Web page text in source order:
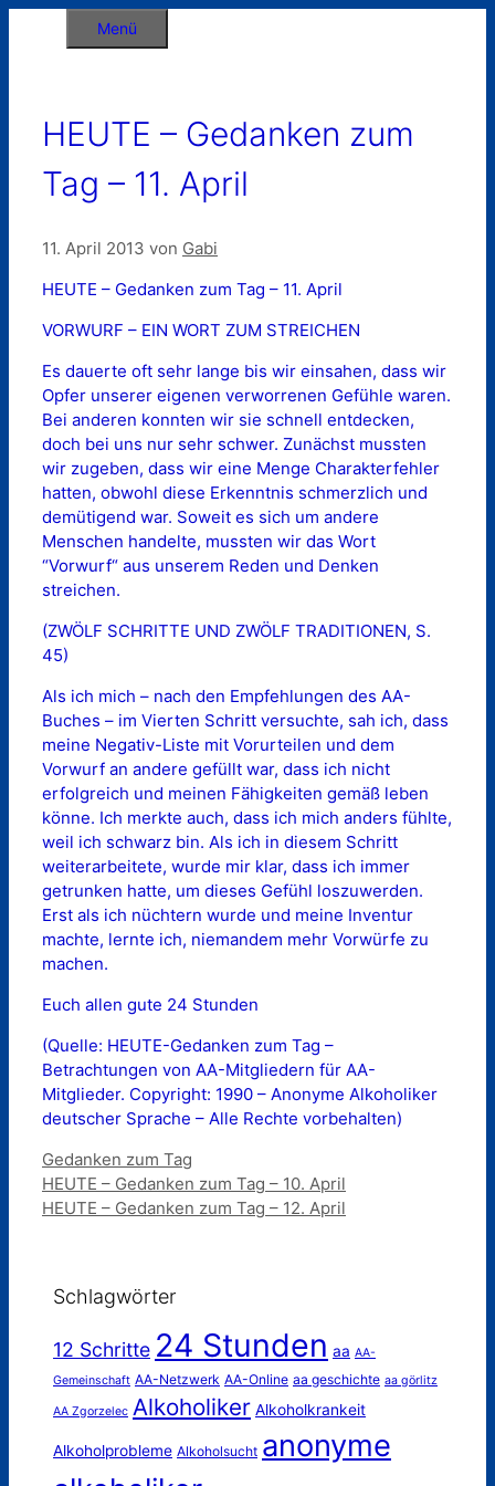
Menü
HEUTE – Gedanken zum
Tag – 11. April
11. April 2013 von Gabi
HEUTE – Gedanken zum Tag – 11. April
VORWURF – EIN WORT ZUM STREICHEN
Es dauerte oft sehr lange bis wir einsahen, dass wir
Opfer unserer eigenen verworrenen Gefühle waren.
Bei anderen konnten wir sie schnell entdecken,
doch bei uns nur sehr schwer. Zunächst mussten
wir zugeben, dass wir eine Menge Charakterfehler
hatten, obwohl diese Erkenntnis schmerzlich und
demütigend war. Soweit es sich um andere
Menschen handelte, mussten wir das Wort
“Vorwurf“ aus unserem Reden und Denken
streichen.
(ZWÖLF SCHRITTE UND ZWÖLF TRADITIONEN, S.
45)
Als ich mich – nach den Empfehlungen des AA-
Buches – im Vierten Schritt versuchte, sah ich, dass
meine Negativ-Liste mit Vorurteilen und dem
Vorwurf an andere gefüllt war, dass ich nicht
erfolgreich und meinen Fähigkeiten gemäß leben
könne. Ich merkte auch, dass ich mich anders fühlte,
weil ich schwarz bin. Als ich in diesem Schritt
weiterarbeitete, wurde mir klar, dass ich immer
getrunken hatte, um dieses Gefühl loszuwerden.
Erst als ich nüchtern wurde und meine Inventur
machte, lernte ich, niemandem mehr Vorwürfe zu
machen.
Euch allen gute 24 Stunden
(Quelle: HEUTE-Gedanken zum Tag –
Betrachtungen von AA-Mitgliedern für AA-
Mitglieder. Copyright: 1990 – Anonyme Alkoholiker
deutscher Sprache – Alle Rechte vorbehalten)
Kategorien
Gedanken zum Tag
HEUTE – Gedanken zum Tag – 10. April
HEUTE – Gedanken zum Tag – 12. April
Schlagwörter
12 Schritte 24 Stunden aa AA-
Gemeinschaft AA-Netzwerk AA-Online aa geschichte aa görlitz
AA Zgorzelec Alkoholiker Alkoholkrankeit
Alkoholprobleme Alkoholsucht anonyme